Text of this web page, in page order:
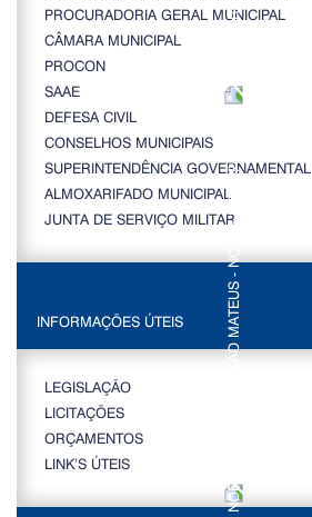
PROCURADORIA GERAL MUNICIPAL
CÂMARA MUNICIPAL
PROCON
SAAE
DEFESA CIVIL
CONSELHOS MUNICIPAIS
SUPERINTENDÊNCIA GOVERNAMENTAL
ALMOXARIFADO MUNICIPAL
JUNTA DE SERVIÇO MILITAR
INFORMAÇÕES ÚTEIS
LEGISLAÇÃO
LICITAÇÕES
ORÇAMENTOS
LINK’S ÚTEIS